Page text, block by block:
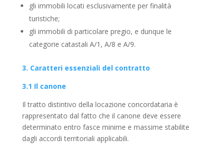
gli immobili locati esclusivamente per finalità
turistiche;
gli immobili di particolare pregio, e dunque le
categorie catastali A/1, A/8 e A/9.
3. Caratteri essenziali del contratto
3.1 Il canone
Il tratto distintivo della locazione concordataria è
rappresentato dal fatto che il canone deve essere
determinato entro fasce minime e massime stabilite
dagli accordi territoriali applicabili.